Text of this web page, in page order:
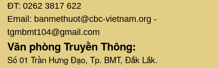
ĐT: 0262 3817 622
Email: banmethuot@cbc-vietnam.org -
tgmbmt104@gmail.com
Văn phòng Truyền Thông:
Số 01 Trần Hưng Đạo, Tp. BMT, Đắk Lắk.